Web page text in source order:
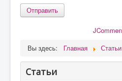
Отправить
Вы здесь:
Главная Статьи
Статьи